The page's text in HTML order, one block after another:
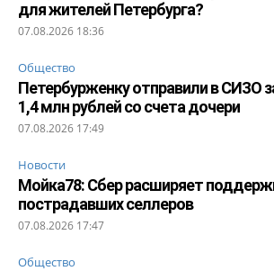
для жителей Петербурга?
07.08.2026 18:36
Общество
Петербурженку отправили в СИЗО
1,4 млн рублей со счета дочери
07.08.2026 17:49
Новости
Мойка78: Сбер расширяет
пострадавших селлеров
07.08.2026 17:47
Общество